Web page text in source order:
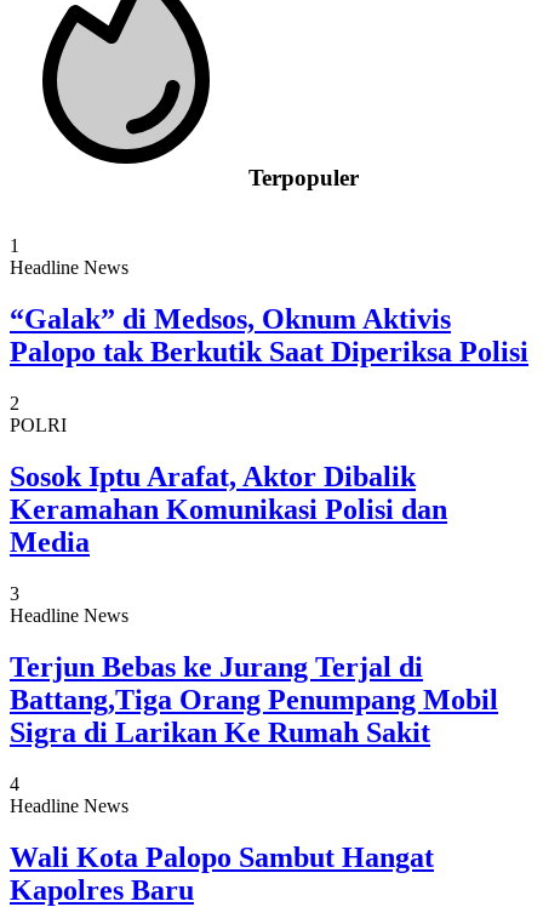
Terpopuler
1
Headline News
“Galak” di Medsos, Oknum Aktivis
Palopo tak Berkutik Saat Diperiksa Polisi
2
POLRI
Sosok Iptu Arafat, Aktor Dibalik
Keramahan Komunikasi Polisi dan
Media
3
Headline News
Terjun Bebas ke Jurang Terjal di
Battang,Tiga Orang Penumpang Mobil
Sigra di Larikan Ke Rumah Sakit
4
Headline News
Wali Kota Palopo Sambut Hangat
Kapolres Baru